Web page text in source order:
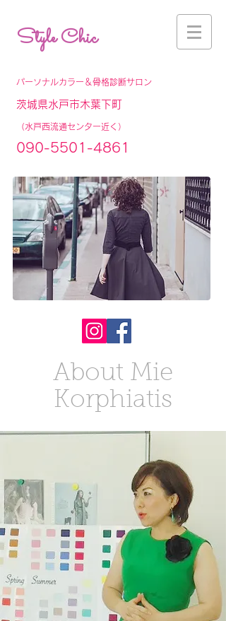
Style Chic
パーソナルカラー＆骨格診断サロン
茨城県水戸市木葉下町
（水戸西流通センター近く）
090-5501-4861
About Mie
Korphiatis